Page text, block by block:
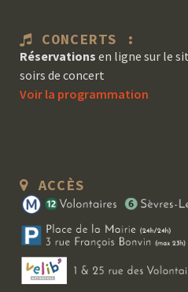
CONCERTS :
Réservations en ligne sur le
soirs de concert
Voir la programmation
ACCÈS